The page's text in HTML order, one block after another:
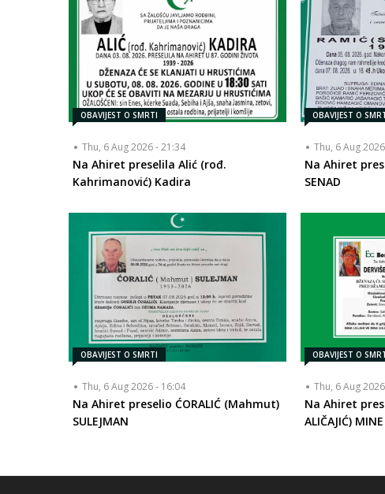
OBAVIJEST O SMRTI
Thu, 6 Aug 2026 - 21:34
Na Ahiret preselila Alić (rođ.
Kahrimanović) Kadira
OBAVIJEST O
Thu, 6 Aug
Na Ahiret
SENAD
OBAVIJEST O SMRTI
Thu, 6 Aug 2026 - 16:04
Na Ahiret preselio ĆORALIĆ (Mahmut)
SULEJMAN
OBAVIJEST O
Thu, 6 Aug
Na Ahiret
ALIČAJIĆ) MINE